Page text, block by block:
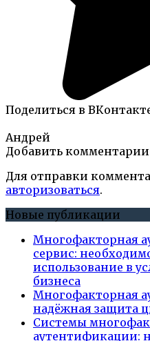
Поделиться в
Андрей
Добавить комментарии
Для отправки
авторизоваться.
Новые публикации
Многофакторная
сервис:
использование в
бизнеса
Многофакторная
надёжная защита
Системы
аутентификации: